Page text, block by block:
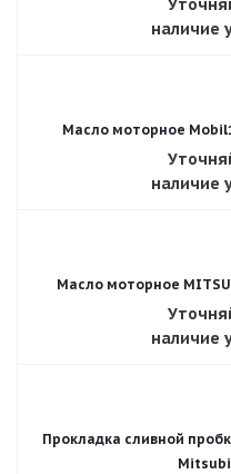
наличие
Масло моторное
наличие
Масло моторное
наличие
Прокладка сливной